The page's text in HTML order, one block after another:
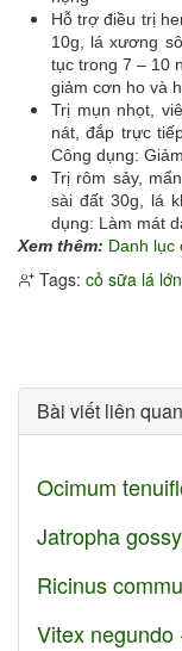
Hỗ trợ điều trị
10g, lá xương
tục trong 7 – 10
giảm cơn ho và
Trị mụn nhọt,
nát, đắp trực
Công dụng:
Trị rôm sảy,
sài đất 30g, lá
dụng: Làm mát
Xem thêm: Danh lục
Tags: cỏ sữa lá lớn
Bài viết liên quan
Ocimum
Jatropha
Ricinus
Vitex negundo